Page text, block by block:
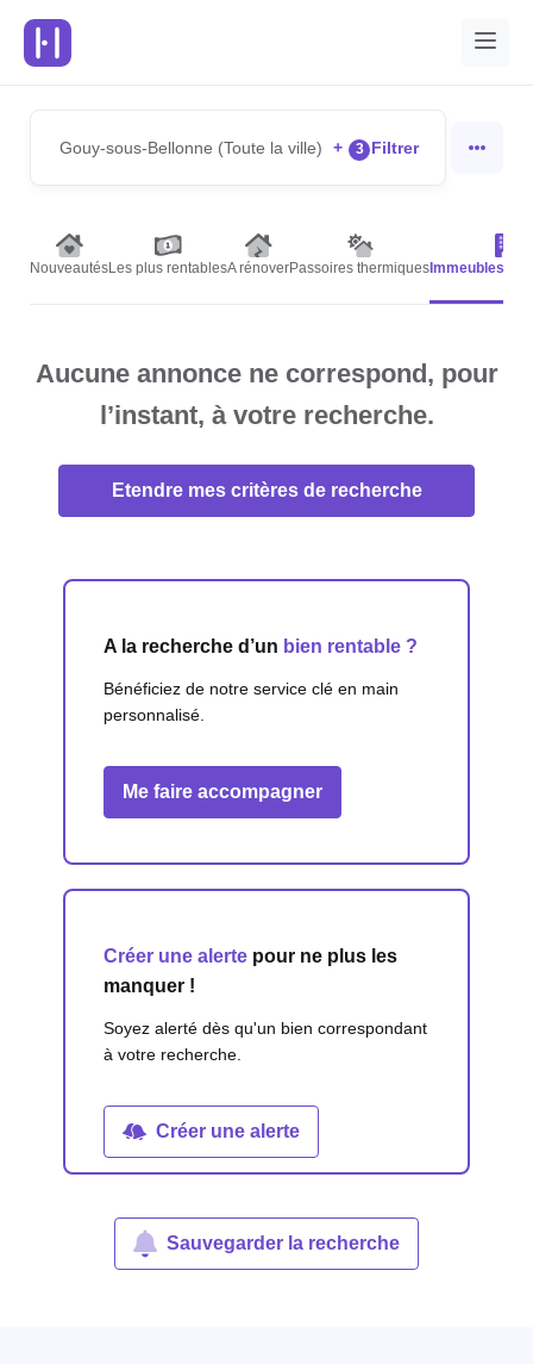
Gouy-sous-Bellonne (Toute la ville) + 3 Filtrer
NouveautésLes plus rentablesA rénoverPassoires thermiques Immeubles de
Aucune annonce ne correspond, pour
l’instant, à votre recherche.
Etendre mes critères de recherche
A la recherche d’un bien rentable ?
Bénéficiez de notre service clé en main
personnalisé.
Me faire accompagner
Créer une alerte pour ne plus les
manquer !
Soyez alerté dès qu'un bien correspondant
à votre recherche.
Créer une alerte
Sauvegarder la recherche